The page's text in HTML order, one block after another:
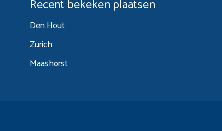
Recent bekeken plaatsen
Den Hout
Zurich
Maashorst